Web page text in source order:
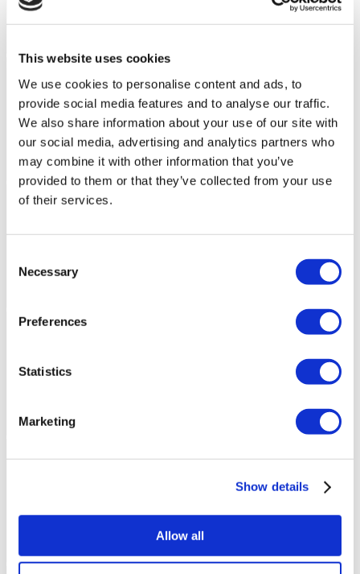
This website uses cookies
We use cookies to personalise content and ads, to
provide social media features and to analyse our traffic.
We also share information about your use of our site with
our social media, advertising and analytics partners who
may combine it with other information that you’ve
provided to them or that they’ve collected from your use
of their services.
Selection
Necessary
Preferences
Statistics
Marketing
Show details
Allow all